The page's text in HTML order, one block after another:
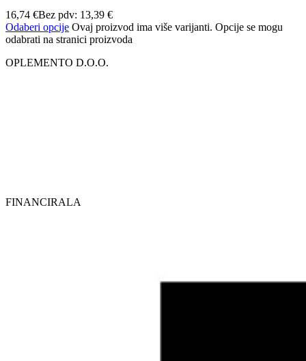
16,74 €Bez pdv: 13,39 €
Odaberi opcije Ovaj proizvod ima više varijanti. Opcije se mogu
odabrati na stranici proizvoda
OPLEMENTO D.O.O.
FINANCIRALA